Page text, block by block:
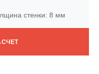
стенки: 8 мм